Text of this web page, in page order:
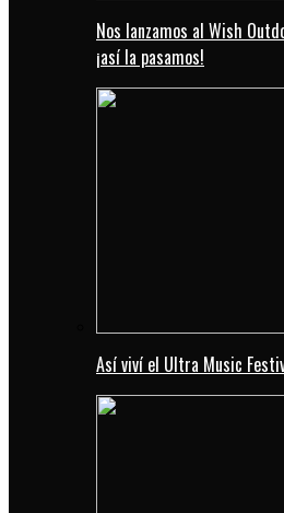
Nos lanzamos al Wish
¡así la pasamos!
Así viví el Ultra Music